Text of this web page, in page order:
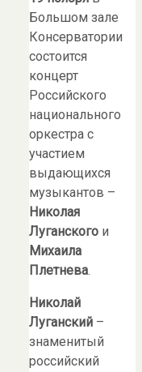
Большом зале
Консерватории
состоится
концерт
Российского
национального
оркестра с
участием
выдающихся
музыкантов –
Николая
Луганского и
Михаила
Плетнева.
Николай
Луганский –
знаменитый
российский